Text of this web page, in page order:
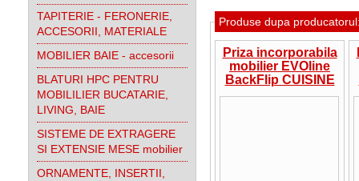
TAPITERIE - FERONERIE,
ACCESORII, MATERIALE
MOBILIER BAIE - accesorii
BLATURI HPC PENTRU
MOBILILIER BUCATARIE,
LIVING, BAIE
SISTEME DE EXTRAGERE
SI EXTENSIE MESE mobilier
ORNAMENTE, INSERTII,
Produse dupa
Priza incorporabila
mobilier EVOline
BackFlip CUISINE
2x250V,1xUSB, otel